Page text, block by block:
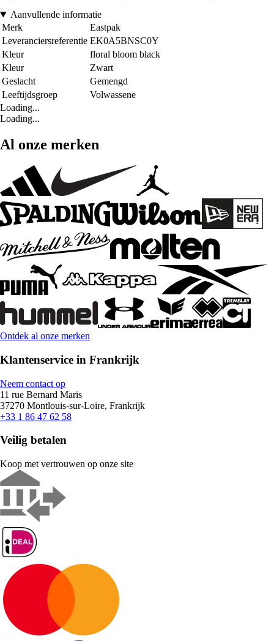
Aanvullende informatie
Merk
Eastpak
Leveranciersreferentie EK0A5BNSC0Y
Kleur
floral bloom black
Kleur
Zwart
Geslacht
Gemengd
Leeftijdsgroep
Volwassene
Loading...
Loading...
Al onze merken
Ontdek al onze merken
Klantenservice in Frankrijk
Neem contact op
11 rue Bernard Maris
37270 Montlouis-sur-Loire, Frankrijk
+33 1 86 47 62 58
Veilig betalen
Koop met vertrouwen op onze site